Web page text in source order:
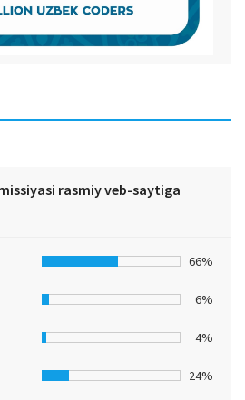
rasmiy veb-saytiga
66%
6%
4%
24%